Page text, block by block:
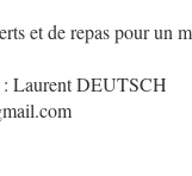
et de repas pour un
: Laurent DEUTSCH